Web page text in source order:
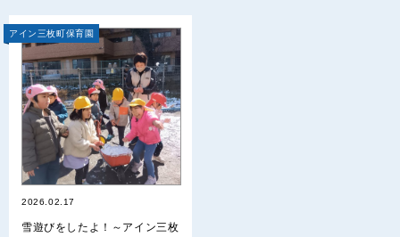
アイン三枚町保育園
2026.02.17
雪遊びをしたよ！～アイン三枚